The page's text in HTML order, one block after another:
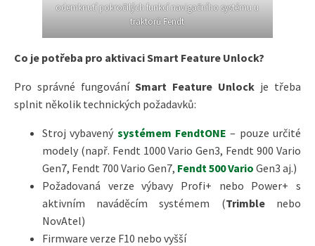
odemknutí pokročilých funkcí navigačního systému u
traktorů Fendt
Co je potřeba pro aktivaci Smart Feature Unlock?
Pro správné fungování Smart Feature Unlockje třeba
splnit několik technických požadavků:
Stroj vybavený systémem FendtONE – pouze určité
modely (např. Fendt 1000 Vario Gen3, Fendt 900 Vario
Gen7, Fendt 700 Vario Gen7, Fendt 500 Vario Gen3 aj.)
Požadovaná verze výbavy Profi+ nebo Power+ s
aktivním naváděcím systémem (Trimblenebo
NovAtel)
Firmware verze F10 nebo vyšší